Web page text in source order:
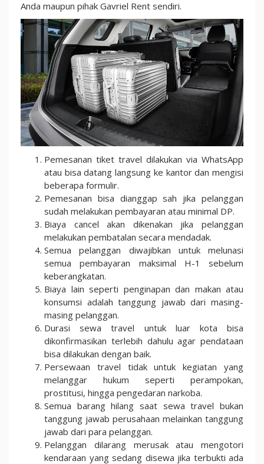
Anda maupun pihak Gavriel Rent sendiri.
Pemesanan tiket travel dilakukan via WhatsApp
atau bisa datang langsung ke kantor dan mengisi
beberapa formulir.
Pemesanan bisa dianggap sah jika pelanggan
sudah melakukan pembayaran atau minimal DP.
Biaya cancel akan dikenakan jika pelanggan
melakukan pembatalan secara mendadak.
Semua pelanggan diwajibkan untuk melunasi
semua pembayaran maksimal H-1 sebelum
keberangkatan.
Biaya lain seperti penginapan dan makan atau
konsumsi adalah tanggung jawab dari masing-
masing pelanggan.
Durasi sewa travel untuk luar kota bisa
dikonfirmasikan terlebih dahulu agar pendataan
bisa dilakukan dengan baik.
Persewaan travel tidak untuk kegiatan yang
melanggar hukum seperti perampokan,
prostitusi, hingga pengedaran narkoba.
Semua barang hilang saat sewa travel bukan
tanggung jawab perusahaan melainkan tanggung
jawab dari para pelanggan.
Pelanggan dilarang merusak atau mengotori
kendaraan yang sedang disewa jika terbukti ada